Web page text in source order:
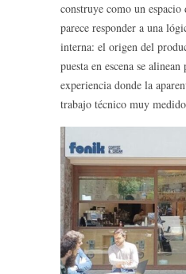
construye como un
parece responder a una
interna: el origen del
puesta en escena se
experiencia donde la
trabajo técnico muy